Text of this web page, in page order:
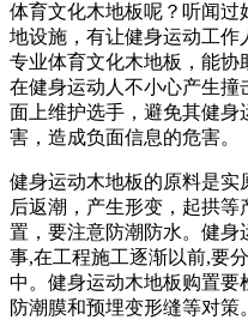
体育文化木地板呢？听闻过
地设施，有让健身运动工
专业体育文化木地板，能协
在健身运动人不小心产生
面上维护选手，避免其健身
害，造成负面信息的危害。
健身运动木地板的原料是实
后返潮，产生形变，起拱
置，要注意防潮防水。健身
事,在工程施工逐渐以前,要
中。健身运动木地板购置
防潮膜和预埋变形缝等对策。